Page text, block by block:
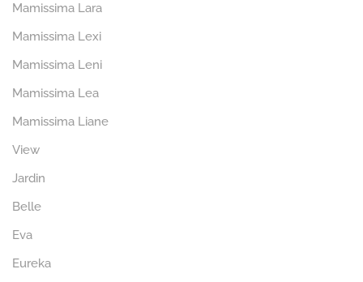
Mamissima Lara
Mamissima Lexi
Mamissima Leni
Mamissima Lea
Mamissima Liane
View
Jardin
Belle
Eva
Eureka